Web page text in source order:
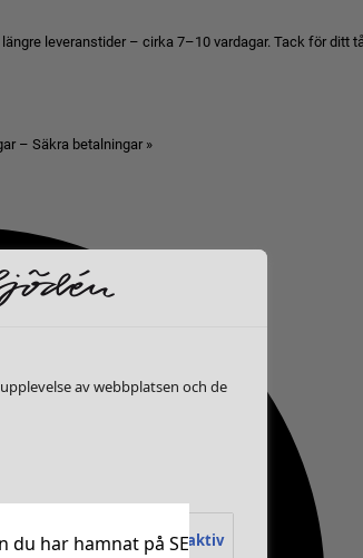
leveranstider – cirka 7–10 vardagar. Tack för ditt
– Säkra betalningar »
du har hamnat på SE
av webbplatsen och de
Alltid aktiv